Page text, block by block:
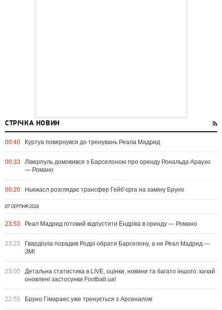
СТРІЧКА НОВИН
00:40 Куртуа повернувся до тренувань Реала Мадрид
00:33
Ліверпуль домовився з Барселоною про оренду Рональда Араухо
— Романо
00:20 Ньюкасл розглядає трансфер Гейб’єрга на заміну Бруно
07 СЕРПНЯ 2026
23:53 Реал Мадрид готовий відпустити Ендріка в оренду — Романо
23:23
Гвардіола порадив Родрі обрати Барселону, а не Реал Мадрид —
ЗМІ
23:00
Детальна статистика в LIVE, оцінки, новини та багато іншого: качай
оновлені застосунки Football.ua!
22:55 Бруно Гімараес уже тренується з Арсеналом